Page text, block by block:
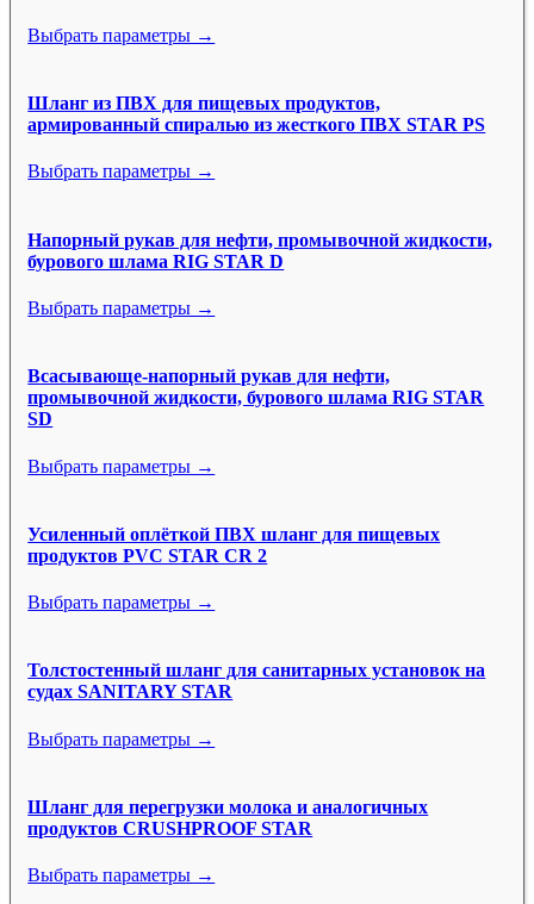
Выбрать параметры →
Шланг из ПВХ для пищевых продуктов,
армированный спиралью из жесткого ПВХ STAR PS
Выбрать параметры →
Напорный рукав для нефти, промывочной жидкости,
бурового шлама RIG STAR D
Выбрать параметры →
Всасывающе-напорный рукав для нефти,
промывочной жидкости, бурового шлама RIG STAR
SD
Выбрать параметры →
Усиленный оплёткой ПВХ шланг для пищевых
продуктов PVC STAR CR 2
Выбрать параметры →
Толстостенный шланг для санитарных установок на
судах SANITARY STAR
Выбрать параметры →
Шланг для перегрузки молока и аналогичных
продуктов CRUSHPROOF STAR
Выбрать параметры →